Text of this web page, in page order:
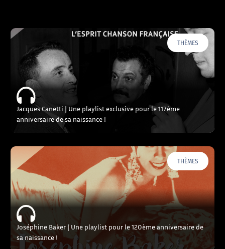
THÈMES
Jacques Canetti | Une playlist exclusive pour le 117ème
anniversaire de sa naissance !
THÈMES
Joséphine Baker | Une playlist pour le 120ème anniversaire de
sa naissance !